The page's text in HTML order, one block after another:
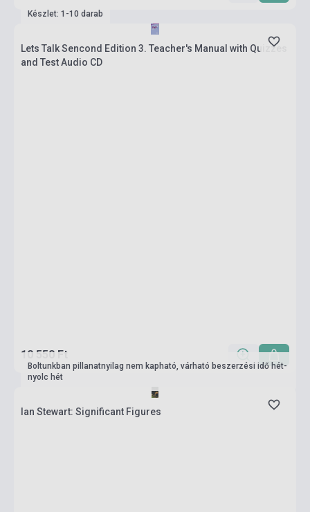
Készlet: 1-10 darab
Lets Talk Sencond Edition 3. Teacher's Manual with Quizzes
and Test Audio CD
10 550 Ft
Boltunkban pillanatnyilag nem kapható, várható beszerzési idő hét-
nyolc hét
Ian Stewart: Significant Figures